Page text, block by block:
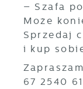
– Szafa
Może
Sprzedaj
i kup
67 2540